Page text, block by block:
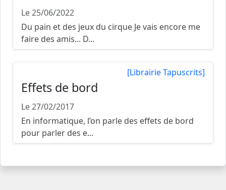
Le 25/06/2022
Du pain et des jeux du cirque Je vais encore me
faire des amis... D...
[Librairie Tapuscrits]
Effets de bord
Le 27/02/2017
En informatique, l’on parle des effets de bord
pour parler des e...